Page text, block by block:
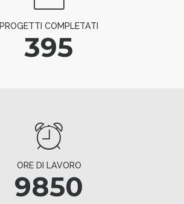
PROGETTI COMPLETATI
395
ORE DI LAVORO
9850